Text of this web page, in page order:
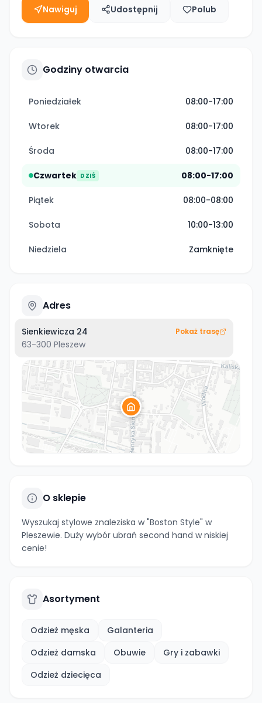
Nawiguj Udostępnij Polub
Godziny otwarcia
Poniedziałek 08:00-17:00
Wtorek 08:00-17:00
Środa 08:00-17:00
Czwartek DZIŚ 08:00-17:00
Piątek 08:00-08:00
Sobota 10:00-13:00
Niedziela Zamknięte
Adres
Sienkiewicza 24
63-300 Pleszew
Pokaż trasę
O sklepie
Wyszukaj stylowe znaleziska w "Boston Style" w
Pleszewie. Duży wybór ubrań second hand w niskiej
cenie!
Asortyment
Odzież męska
Galanteria
Odzież damska
Obuwie
Gry i zabawki
Odzież dziecięca